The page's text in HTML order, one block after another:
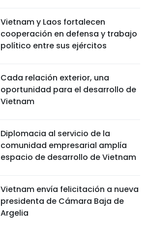
Vietnam y Laos fortalecen
cooperación en defensa y trabajo
político entre sus ejércitos
Cada relación exterior, una
oportunidad para el desarrollo de
Vietnam
Diplomacia al servicio de la
comunidad empresarial amplía
espacio de desarrollo de Vietnam
Vietnam envía felicitación a nueva
presidenta de Cámara Baja de
Argelia